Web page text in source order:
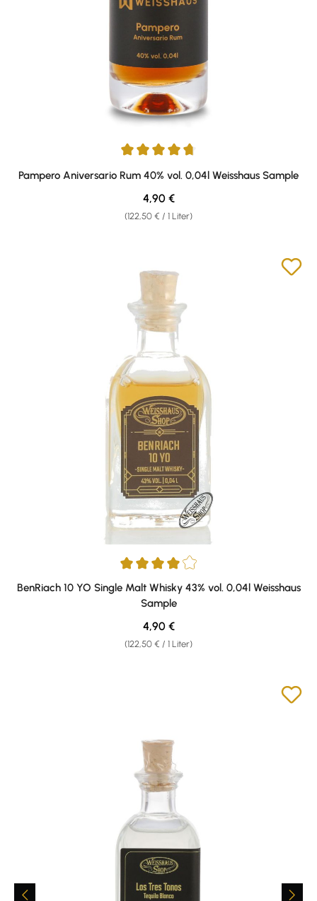
Durchschnittliche Bewertung von 4.67 von 5 Sternen
Pampero Aniversario Rum 40% vol. 0,04l Weisshaus Sample
(122,50 € / 1 Liter)
Regulärer Preis:
4,90 €
Durchschnittliche Bewertung von 4 von 5 Sternen
BenRiach 10 YO Single Malt Whisky 43% vol. 0,04l Weisshaus
Sample
(122,50 € / 1 Liter)
Regulärer Preis:
4,90 €